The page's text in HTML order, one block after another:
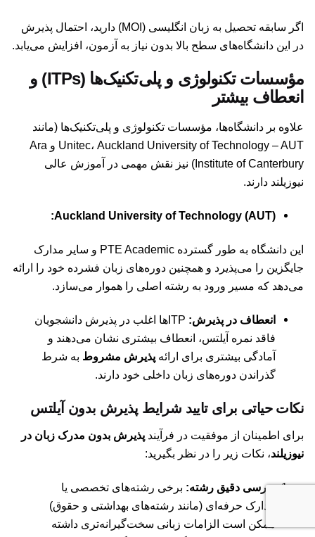
اگر سابقه تحصیل به زبان انگلیسی (MOI) دارید، احتمال پذیرش
در این دانشگاه‌های سطح بالا بدون نیاز به آزمون، افزایش می‌یابد.
مؤسسات تکنولوژی و پلی‌تکنیک‌ها (ITPs) و
انعطاف بیشتر
علاوه بر دانشگاه‌ها، مؤسسات تکنولوژی و پلی‌تکنیک‌ها (مانند
Unitec، Auckland University of Technology – AUT و Ara
Institute of Canterbury) نیز نقش مهمی در آموزش عالی
نیوزیلند دارند.
Auckland University of Technology (AUT):
این دانشگاه به طور گسترده PTE Academic و سایر مدارک
جایگزین را می‌پذیرد و همچنین دوره‌های زبان فشرده خود را ارائه
می‌دهد که مسیر ورود به رشته اصلی را هموار می‌سازد.
انعطاف در پذیرش:
ITP‌ها اغلب در پذیرش دانشجویان
فاقد نمره آیلتس، انعطاف بیشتری نشان می‌دهند و
آمادگی بیشتری برای ارائه پذیرش مشروط به شرط
گذراندن دوره‌های زبان داخلی خود دارند.
نکات حیاتی برای تایید شرایط پذیرش بدون آیلتس
برای اطمینان از موفقیت در فرآیند پذیرش بدون مدرک زبان در
نیوزیلند، نکات زیر را در نظر بگیرید:
بررسی دقیق رشته: برخی رشته‌های تخصصی یا
مدارک حرفه‌ای (مانند رشته‌های بهداشتی و حقوق)
ممکن است الزامات زبانی سخت‌گیرانه‌تری داشته